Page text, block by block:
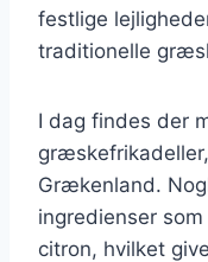
festlige
traditionelle
I dag findes der
Grækenland.
ingredienser
citron, hvilket